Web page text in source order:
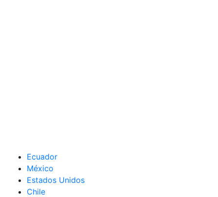
Ecuador
México
Estados Unidos
Chile